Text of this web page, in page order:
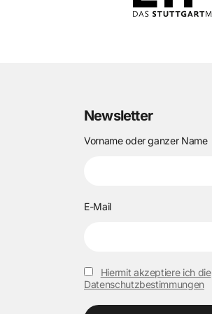
Newsletter
Vorname oder ganzer Name
E-Mail
Hiermit akzeptiere ich die
Datenschutzbestimmungen